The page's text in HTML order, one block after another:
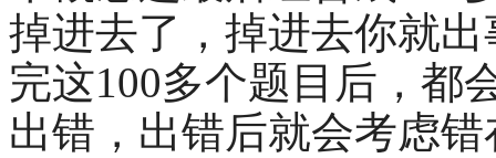
掉进去了，掉进去你就
完这100多个题目后，都
出错，出错后就会考虑